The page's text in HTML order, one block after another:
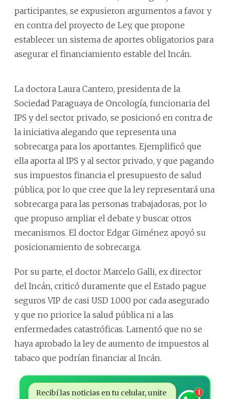
participantes, se expusieron argumentos a favor y
en contra del proyecto de Ley, que propone
establecer un sistema de aportes obligatorios para
asegurar el financiamiento estable del Incán.
La doctora Laura Cantero, presidenta de la
Sociedad Paraguaya de Oncología, funcionaria del
IPS y del sector privado, se posicionó en contra de
la iniciativa alegando que representa una
sobrecarga para los aportantes. Ejemplificó que
ella aporta al IPS y al sector privado, y que pagando
sus impuestos financia el presupuesto de salud
pública, por lo que cree que la ley representará una
sobrecarga para las personas trabajadoras, por lo
que propuso ampliar el debate y buscar otros
mecanismos. El doctor Edgar Giménez apoyó su
posicionamiento de sobrecarga.
Por su parte, el doctor Marcelo Galli, ex director
del Incán, criticó duramente que el Estado pague
seguros VIP de casi USD 1.000 por cada asegurado
y que no priorice la salud pública ni a las
enfermedades catastróficas. Lamentó que no se
haya aprobado la ley de aumento de impuestos al
tabaco que podrían financiar al Incán.
Recibí las noticias en tu celular, unite
1